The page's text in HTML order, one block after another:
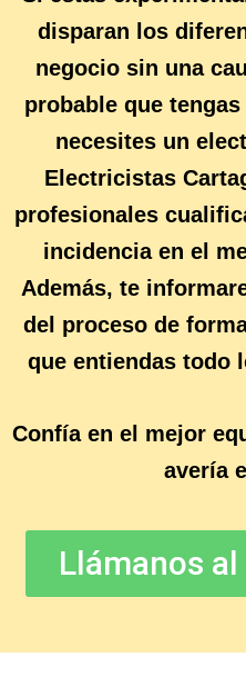
disparan los
negocio sin una
probable que tengas
necesites un
Electricistas
profesionales
incidencia en el
Además, te
del proceso de
que entiendas todo
Confía en el mejor
avería
Llámanos